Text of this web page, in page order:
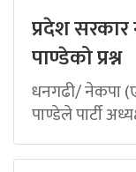
प्रदेश
पाण्डेको प्रश्न
धनगढी/ नेकपा
पाण्डेले पार्टी